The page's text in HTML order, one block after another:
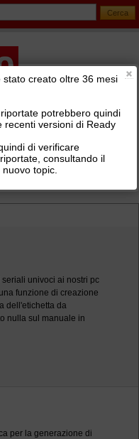
GRATUITO>
picking, corrieri e
univoci ai nostri pc
funzione di creazione
dell'etichetta da
nulla sul manuale in
per la generazione di
stato creato oltre 36 mesi
potrebbero quindi
recenti versioni di Ready
di verificare
consultando il
topic.